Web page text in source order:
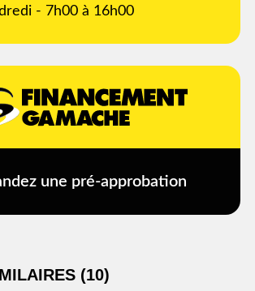
- 7h00 à 16h00
une pré-approbation
(10)